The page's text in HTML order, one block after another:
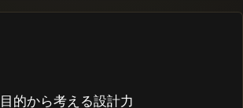
目的から考える設計力